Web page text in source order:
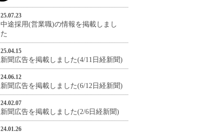
25.07.23
中途採用(営業職)の情報を掲載しまし
た
25.04.15
新聞広告を掲載しました(4/11日経新聞)
24.06.12
新聞広告を掲載しました(6/12日経新聞)
24.02.07
新聞広告を掲載しました(2/6日経新聞)
24.01.26